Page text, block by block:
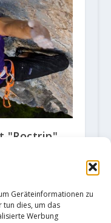
Geräteinformationen zu
tun dies, um das
Werbung
"Roctrip",